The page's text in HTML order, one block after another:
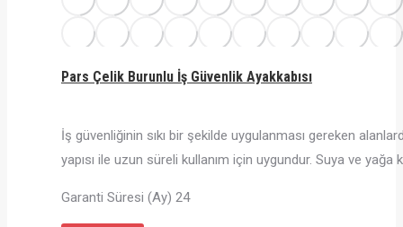
Pars Çelik Burunlu İş Güvenlik Ayakkabısı
İş güvenliğinin sıkı bir şekilde uygulanması gereken
yapısı ile uzun süreli kullanım için uygundur. Suya ve yağa
Garanti Süresi (Ay) 24